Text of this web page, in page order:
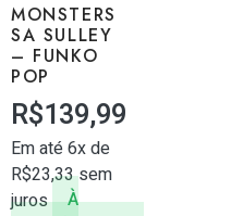
MONSTERS
SA SULLEY
– FUNKO
POP
R$139,99
Em até 6x de
R$23,33sem
juros
À